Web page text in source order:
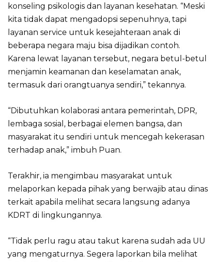
konseling psikologis dan layanan kesehatan. “Meski
kita tidak dapat mengadopsi sepenuhnya, tapi
layanan service untuk kesejahteraan anak di
beberapa negara maju bisa dijadikan contoh.
Karena lewat layanan tersebut, negara betul-betul
menjamin keamanan dan keselamatan anak,
termasuk dari orangtuanya sendiri,” tekannya.
“Dibutuhkan kolaborasi antara pemerintah, DPR,
lembaga sosial, berbagai elemen bangsa, dan
masyarakat itu sendiri untuk mencegah kekerasan
terhadap anak,” imbuh Puan.
Terakhir, ia mengimbau masyarakat untuk
melaporkan kepada pihak yang berwajib atau dinas
terkait apabila melihat secara langsung adanya
KDRT di lingkungannya.
“Tidak perlu ragu atau takut karena sudah ada UU
yang mengaturnya. Segera laporkan bila melihat